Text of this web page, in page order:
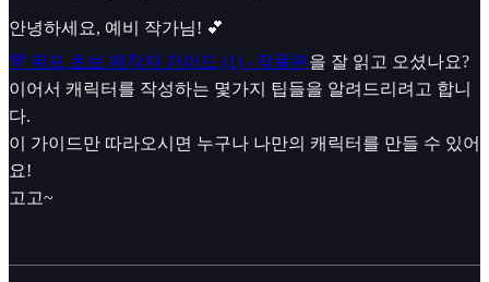
안녕하세요, 예비 작가님! 💕
💜 위프 초보 제작자 가이드 (1) - 작품편 을 잘 읽고 오셨나요?
이어서 캐릭터를 작성하는 몇가지 팁들을 알려드리려고 합니
다.
이 가이드만 따라오시면 누구나 나만의 캐릭터를 만들 수 있어
요!
고고~